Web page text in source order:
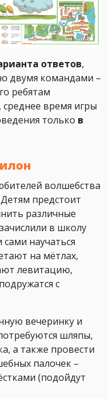
ответов,
двумя командами –
ребятам
, среднее время игры
только в
волшебства
предстоит
различные
в школу
научаться
на мётлах,
левитацию,
с
вечеринку и
шляпы,
а также провести
палочек –
(подойдут